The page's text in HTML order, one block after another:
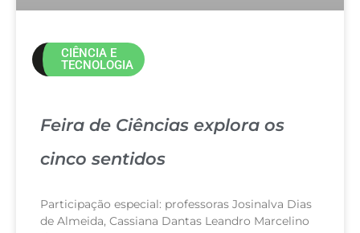
CIÊNCIA E
TECNOLOGIA
Feira de Ciências explora os
cinco sentidos
Participação especial: professoras Josinalva Dias
de Almeida, Cassiana Dantas Leandro Marcelino